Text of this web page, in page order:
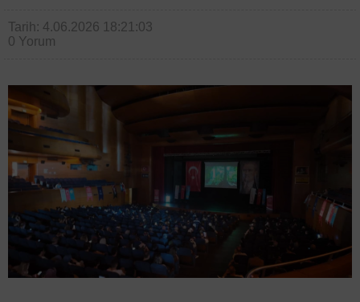
Tarih: 4.06.2026 18:21:03
0 Yorum